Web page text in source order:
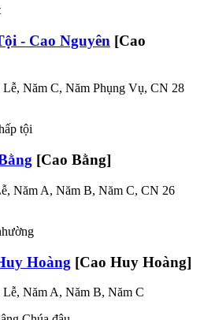
- Cao Nguyên [Cao
Năm C, Năm Phụng Vụ, CN 28
tội
[Cao Bằng]
Năm A, Năm B, Năm C, CN 26
Hoàng [Cao Huy Hoàng]
Năm A, Năm B, Năm C